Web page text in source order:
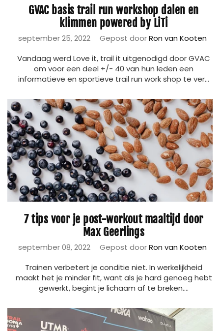
GVAC basis trail run workshop dalen en
klimmen powered by LiTi
september 25, 2022 Gepost doorRon van Kooten
Vandaag werd Love it, trail it uitgenodigd door GVAC
om voor een deel +/- 40 van hun leden een
informatieve en sportieve trail run work shop te ver...
7 tips voor je post-workout maaltijd door
Max Geerlings
september 08, 2022 Gepost doorRon van Kooten
Trainen verbetert je conditie niet. In werkelijkheid
maakt het je minder fit, want als je hard genoeg hebt
gewerkt, begint je lichaam af te breken....